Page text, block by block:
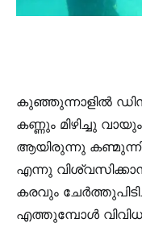
കുഞ്ഞുന്നാളിൽ
കണ്ണും മിഴിച്ചു
ആയിരുന്നു
എന്നു
കരവും
എത്തുമ്പോൾ